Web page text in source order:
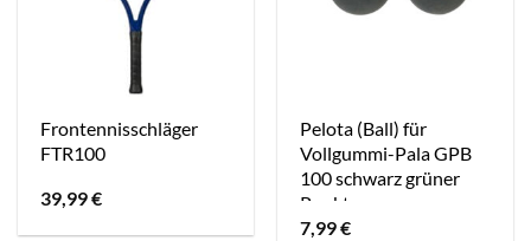
Frontennisschläger
FTR100
39,99€
Pelota (Ball) für
Vollgummi-Pala GPB
100 schwarz grüner
Punkt
7,99€